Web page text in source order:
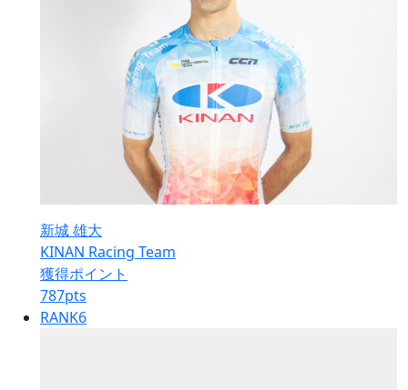
新城 雄大
KINAN Racing Team
獲得ポイント
787pts
RANK6